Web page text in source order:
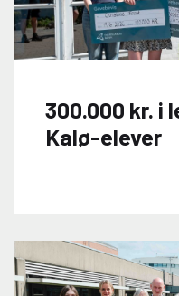
300.000 kr. i
Kalø-elever
Mindefond.
med særlig
skal støtte